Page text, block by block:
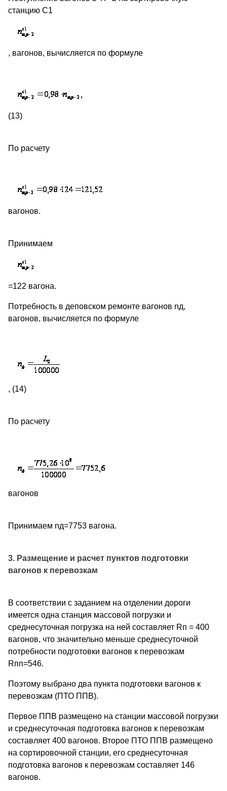
станцию С1
, вагонов, вычисляется по формуле
(13)
По расчету
вагонов.
Принимаем
=122 вагона.
Потребность в деповском ремонте вагонов nд,
вагонов, вычисляется по формуле
, (14)
По расчету
вагонов
Принимаем nд=7753 вагона.
3. Размещение и расчет пунктов подготовки
вагонов к перевозкам
В соответствии с заданием на отделении дороги
имеется одна станция массовой погрузки и
среднесуточная погрузка на ней составляет Rп = 400
вагонов, что значительно меньше среднесуточной
потребности подготовки вагонов к перевозкам
Rпп=546.
Поэтому выбрано два пункта подготовки вагонов к
перевозкам (ПТО ППВ).
Первое ППВ размещено на станции массовой погрузки
и среднесуточная подготовка вагонов к перевозкам
составляет 400 вагонов. Второе ПТО ППВ размещено
на сортировочной станции, его среднесуточная
подготовка вагонов к перевозкам составляет 146
вагонов.